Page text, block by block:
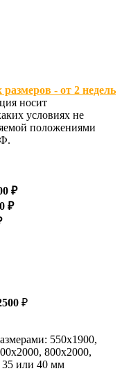
- от 2 недель
носит
условиях не
положениями
₽
₽
₽
550х1900,
800х2000,
35 или 40 мм